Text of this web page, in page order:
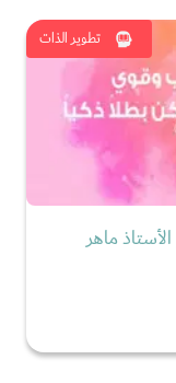
تطوير الذات
ماهر